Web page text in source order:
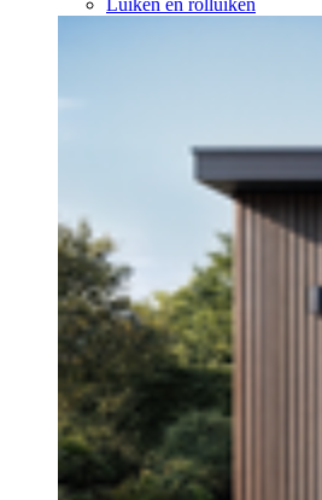
Luiken en rolluiken